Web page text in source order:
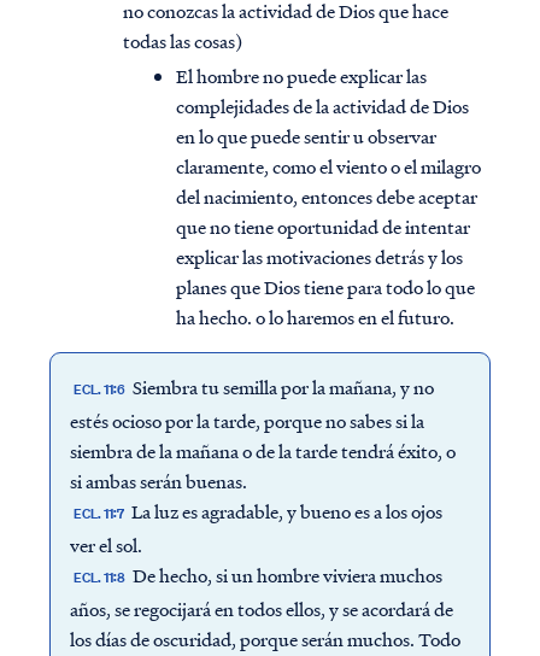
no conozcas la actividad de Dios que hace
todas las cosas)
El hombre no puede explicar las
complejidades de la actividad de Dios
en lo que puede sentir u observar
claramente, como el viento o el milagro
del nacimiento, entonces debe aceptar
que no tiene oportunidad de intentar
explicar las motivaciones detrás y los
planes que Dios tiene para todo lo que
ha hecho. o lo haremos en el futuro.
ECL. 11:6 Siembra tu semilla por la mañana, y no
estés ocioso por la tarde, porque no sabes si la
siembra de la mañana o de la tarde tendrá éxito, o
si ambas serán buenas.
ECL. 11:7 La luz es agradable, y bueno es a los ojos
ver el sol.
ECL. 11:8 De hecho, si un hombre viviera muchos
años, se regocijará en todos ellos, y se acordará de
los días de oscuridad, porque serán muchos. Todo